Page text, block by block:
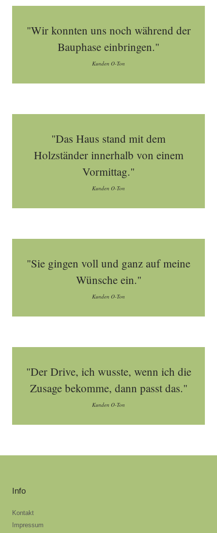
"Wir konnten uns noch während der
Bauphase einbringen."
Kunden O-Ton
"Das Haus stand mit dem
Holzständer innerhalb von einem
Vormittag."
Kunden O-Ton
"Sie gingen voll und ganz auf meine
Wünsche ein."
Kunden O-Ton
"Der Drive, ich wusste, wenn ich die
Zusage bekomme, dann passt das."
Kunden O-Ton
Info
Kontakt
Impressum